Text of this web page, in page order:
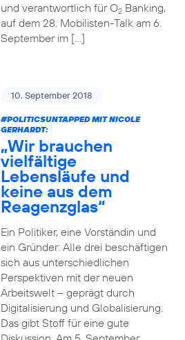
und verantwortlich für O2Banking,
auf dem 28. Mobilisten-Talk am 6.
September im […]
10. September 2018
#POLITICSUNTAPPEDMIT NICOLE
GERHARDT:
„Wir brauchen
vielfältige
Lebensläufe und
keine aus dem
Reagenzglas“
Ein Politiker, eine Vorständin und
ein Gründer: Alle drei beschäftigen
sich aus unterschiedlichen
Perspektiven mit der neuen
Arbeitswelt – geprägt durch
Digitalisierung und Globalisierung.
Das gibt Stoff für eine gute